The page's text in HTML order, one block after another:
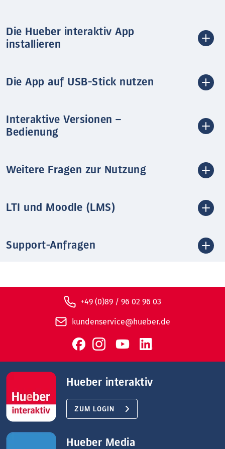
Die Hueber interaktiv App
installieren
Die App auf USB-Stick nutzen
Interaktive Versionen –
Bedienung
Weitere Fragen zur Nutzung
LTI und Moodle (LMS)
Support-Anfragen
+49 (0)89 / 96 02 96 03
kundenservice@hueber.de
Hueber interaktiv
ZUM LOGIN
Hueber Media